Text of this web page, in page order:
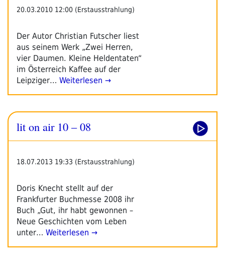
20.03.2010 12:00 (Erstausstrahlung)
Der Autor Christian Futscher liest
aus seinem Werk „Zwei Herren,
vier Daumen. Kleine Heldentaten“
im Österreich Kaffee auf der
Leipziger… Weiterlesen →
lit on air 10 – 08
18.07.2013 19:33 (Erstausstrahlung)
Doris Knecht stellt auf der
Frankfurter Buchmesse 2008 ihr
Buch „Gut, ihr habt gewonnen –
Neue Geschichten vom Leben
unter… Weiterlesen →